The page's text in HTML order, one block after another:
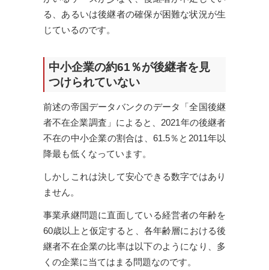
る、あるいは後継者の確保が困難な状況が生
じているのです。
中小企業の約61％が後継者を見
つけられていない
前述の帝国データバンクのデータ「全国後継
者不在企業調査」によると、2021年の後継者
不在の中小企業の割合は、61.5％と2011年以
降最も低くなっています。
しかしこれは決して安心できる数字ではあり
ません。
事業承継問題に直面している経営者の年齢を
60歳以上と仮定すると、各年齢層における後
継者不在企業の比率は以下のようになり、多
くの企業に当てはまる問題なのです。